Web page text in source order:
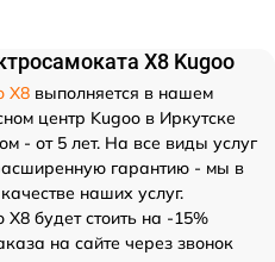
X8 Kugoo
X8 выполняется в нашем
центр Kugoo в Иркутске
- от 5 лет. На все виды услуг
гарантию - мы в
наших услуг.
будет стоить на -15%
на сайте через звонок